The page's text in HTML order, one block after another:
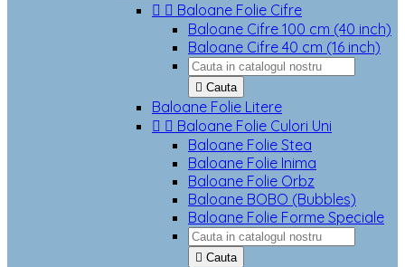
  Baloane Folie Cifre
Baloane Cifre 100 cm (40 inch)
Baloane Cifre 40 cm (16 inch)
 Cauta
Baloane Folie Litere
  Baloane Folie Culori Uni
Baloane Folie Stea
Baloane Folie Inima
Baloane Folie Orbz
Baloane BOBO (Bubbles)
Baloane Folie Forme Speciale
 Cauta